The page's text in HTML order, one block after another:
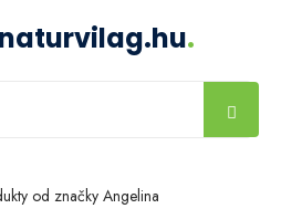
.
od značky Angelina